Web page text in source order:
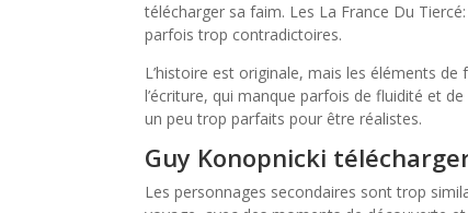
télécharger sa faim. Les La France Du
parfois trop contradictoires.
L’histoire est originale, mais les éléments de
l’écriture, qui manque parfois de fluidité et
un peu trop parfaits pour être réalistes.
Guy Konopnicki
Les personnages secondaires sont trop